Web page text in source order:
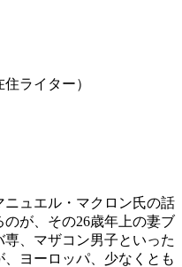
ライター）
ュエル・マクロン氏の話
が、その26歳年上の妻ブ
、マザコン男子といった
ヨーロッパ、少なくとも